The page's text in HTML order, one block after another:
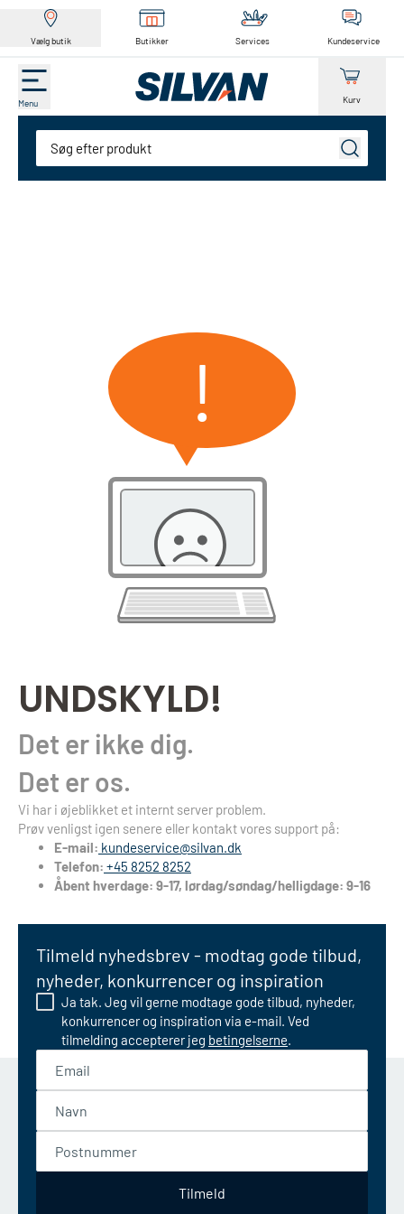
Vælg butik Butikker Services Kundeservice
Menu Kurv
Søg
UNDSKYLD!
Det er ikke dig.
Det er os.
Vi har i øjeblikket et internt server problem.
Prøv venligst igen senere eller kontakt vores support på:
E-mail: kundeservice@silvan.dk
Telefon: +45 8252 8252
Åbent hverdage: 9-17, lørdag/søndag/helligdage: 9-16
!
Tilmeld nyhedsbrev - modtag gode tilbud,
nyheder, konkurrencer og inspiration
Ja tak. Jeg vil gerne modtage gode tilbud, nyheder,
konkurrencer og inspiration via e-mail. Ved
tilmelding accepterer jeg betingelserne.
Tilmeld